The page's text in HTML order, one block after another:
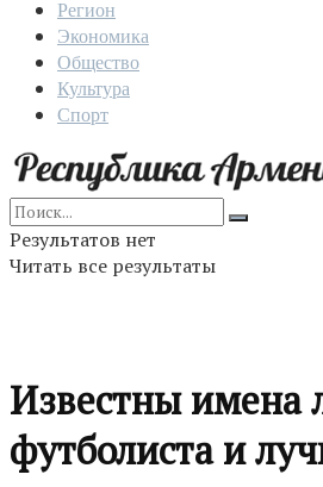
Регион
Экономика
Общество
Культура
Спорт
Результатов нет
Читать все результаты
Известны имена
футболиста и